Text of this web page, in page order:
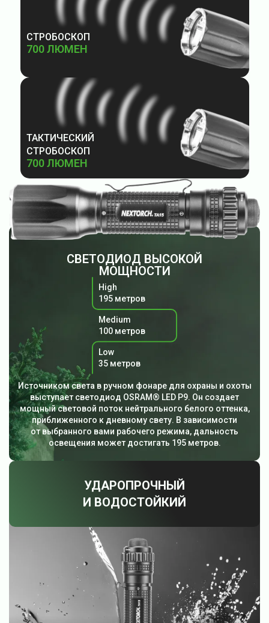
СТРОБОСКОП
700 ЛЮМЕН
ТАКТИЧЕСКИЙ
СТРОБОСКОП
700 ЛЮМЕН
СВЕТОДИОД ВЫСОКОЙ
МОЩНОСТИ
Источником света в ручном фонаре для охраны и охоты
выступает светодиод OSRAM® LED P9. Он создает
мощный световой поток нейтрального белого оттенка,
приближенного к дневному свету. В зависимости
от выбранного вами рабочего режима, дальность
освещения может достигать 195 метров.
High
195 метров
Medium
100 метров
Low
35 метров
УДАРОПРОЧНЫЙ
И ВОДОСТОЙКИЙ